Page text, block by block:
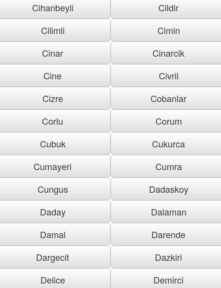
Cihanbeyli
Cildir
Cilimli
Cimin
Cinar
Cinarcik
Cine
Civril
Cizre
Cobanlar
Corlu
Corum
Cubuk
Cukurca
Cumayeri
Cumra
Cungus
Dadaskoy
Daday
Dalaman
Damal
Darende
Dargecit
Dazkiri
Delice
Demirci